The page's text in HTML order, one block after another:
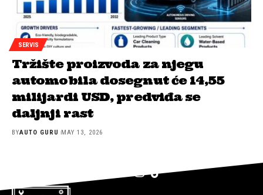
SERVIS
Tržište proizvoda za njegu
automobila dosegnut će 14,55
milijardi USD, predviđa se
daljnji rast
BYAUTO GURU MAY 13, 2026